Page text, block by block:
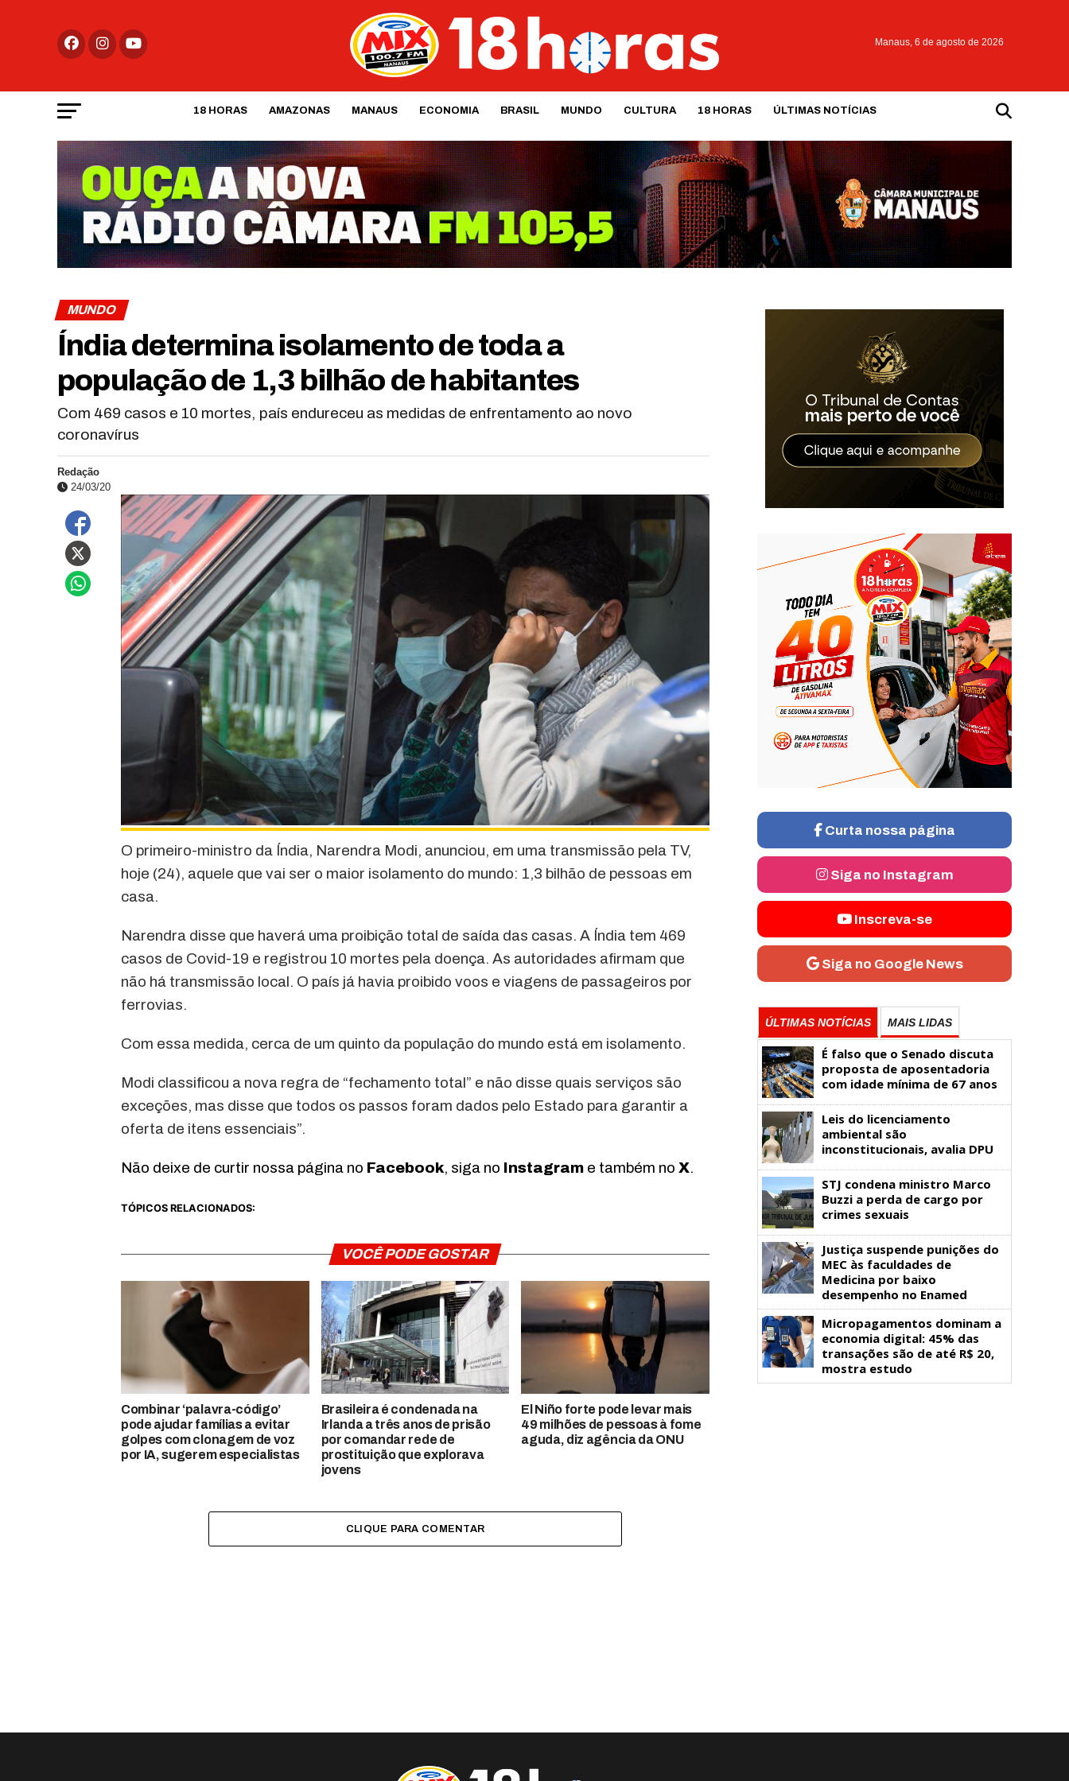
Manaus, 6 de agosto de 2026
18 HORAS AMAZONAS MANAUS ECONOMIA BRASIL MUNDO CULTURA 18 HORAS ÚLTIMAS NOTÍCIAS
MUNDO
Índia determina isolamento de toda a
população de 1,3 bilhão de habitantes
Com 469 casos e 10 mortes, país endureceu as medidas de enfrentamento ao novo
coronavírus
Redação
24/03/20
O primeiro-ministro da Índia, Narendra Modi, anunciou, em uma transmissão pela TV,
hoje (24), aquele que vai ser o maior isolamento do mundo: 1,3 bilhão de pessoas em
casa.
Narendra disse que haverá uma proibição total de saída das casas. A Índia tem 469
casos de Covid-19 e registrou 10 mortes pela doença. As autoridades afirmam que
não há transmissão local. O país já havia proibido voos e viagens de passageiros por
ferrovias.
Com essa medida, cerca de um quinto da população do mundo está em isolamento.
Modi classificou a nova regra de “fechamento total” e não disse quais serviços são
exceções, mas disse que todos os passos foram dados pelo Estado para garantir a
oferta de itens essenciais”.
Não deixe de curtir nossa página no Facebook, siga no Instagram e também no X.
TÓPICOS RELACIONADOS:
VOCÊ PODE GOSTAR
Combinar ‘palavra-código’
pode ajudar famílias a evitar
golpes com clonagem de voz
por IA, sugerem especialistas
Brasileira é condenada na
Irlanda a três anos de prisão
por comandar rede de
prostituição que explorava
jovens
El Niño forte pode levar mais
49 milhões de pessoas à fome
aguda, diz agência da ONU
CLIQUE PARA COMENTAR
Curta nossa página
Siga no Instagram
Inscreva-se
Siga no Google News
ÚLTIMAS NOTÍCIAS MAIS LIDAS
É falso que o Senado discuta
proposta de aposentadoria
com idade mínima de 67 anos
Leis do licenciamento
ambiental são
inconstitucionais, avalia DPU
STJ condena ministro Marco
Buzzi a perda de cargo por
crimes sexuais
Justiça suspende punições do
MEC às faculdades de
Medicina por baixo
desempenho no Enamed
Micropagamentos dominam a
economia digital: 45% das
transações são de até R$ 20,
mostra estudo